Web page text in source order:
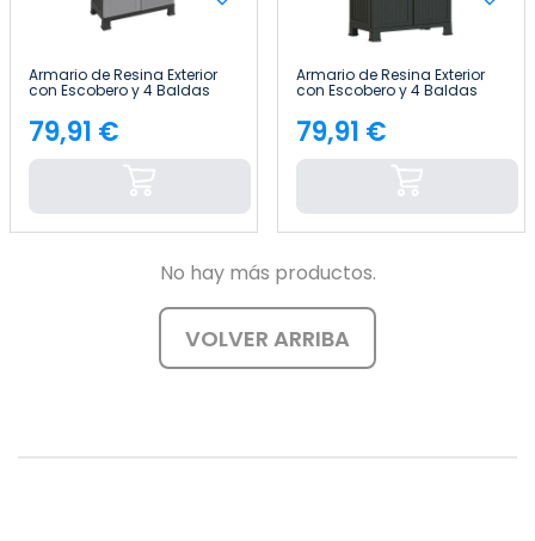
Armario de Resina Exterior
con Escobero y 4 Baldas
Precio
79,91 €
Armario de Resina Exterior
con Escobero y 4 Baldas
Precio
79,91 €
No hay más productos.
VOLVER ARRIBA